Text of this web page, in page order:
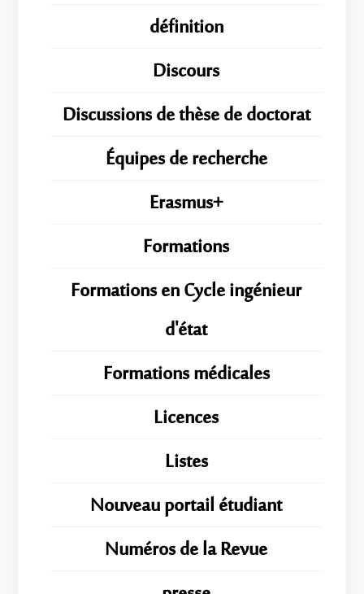
définition
Discours
Discussions de thèse de doctorat
Équipes de recherche
Erasmus+
Formations
Formations en Cycle ingénieur
d'état
Formations médicales
Licences
Listes
Nouveau portail étudiant
Numéros de la Revue